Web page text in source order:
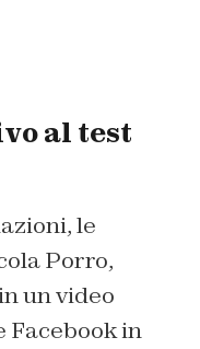
al test
le
Porro,
un video
Facebook in